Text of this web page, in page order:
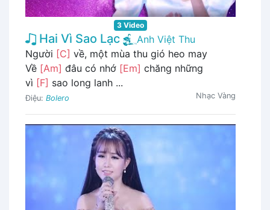
3 Video
Hai Vì Sao Lạc
Anh Việt Thu
Người [C] về, một mùa thu gió heo may
Về [Am] đâu có nhớ [Em] chăng những
vì [F] sao long lanh ...
Điệu: Bolero Nhạc Vàng